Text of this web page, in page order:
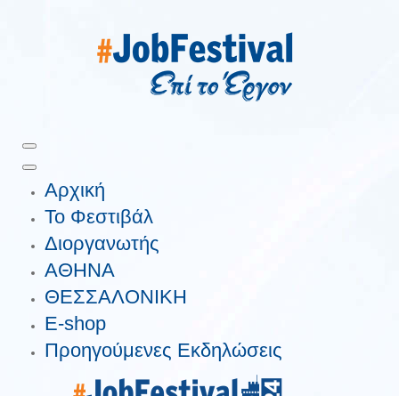
Αρχική
Το Φεστιβάλ
Διοργανωτής
ΑΘΗΝΑ
ΘΕΣΣΑΛΟΝΙΚΗ
E-shop
Προηγούμενες Εκδηλώσεις